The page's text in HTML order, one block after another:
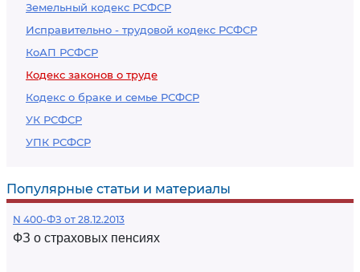
Земельный кодекс РСФСР
Исправительно - трудовой кодекс РСФСР
КоАП РСФСР
Кодекс законов о труде
Кодекс о браке и семье РСФСР
УК РСФСР
УПК РСФСР
Популярные статьи и материалы
N 400-ФЗ от 28.12.2013
ФЗ о страховых пенсиях